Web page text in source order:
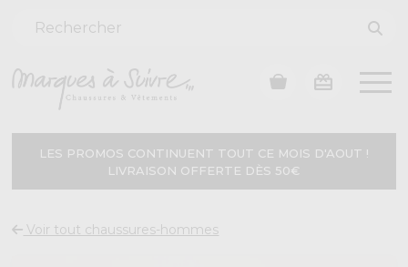
LES PROMOS CONTINUENT TOUT CE MOIS D'AOUT !
LIVRAISON OFFERTE DÈS 50€
Voir tout chaussures-hommes